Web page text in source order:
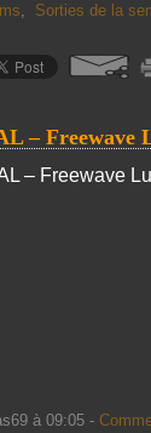
, Sorties de la
– Freewave
à 09:05 -